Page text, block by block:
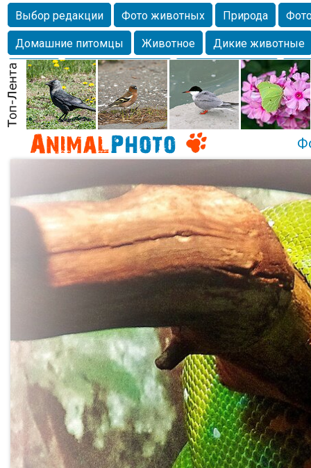
Выбор редакции Фото животных Природа
Домашние питомцы
Животное
Дикие животные
Собаки
Alexanderandronik Млекопитающие
Морда
Собачка Осень Портрет
Домашние
Насекомое
Коты Lebert Дикие птицы Утка